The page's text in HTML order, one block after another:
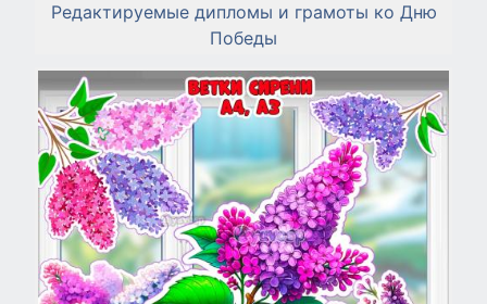
Редактируемые дипломы и грамоты ко Дню
Победы